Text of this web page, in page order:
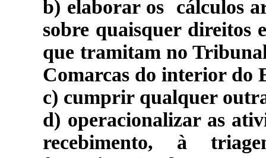
b) elaborar os cálculos
sobre quaisquer direitos
que tramitam no
Comarcas do interior do
c) cumprir qualquer
d) operacionalizar as
recebimento, à